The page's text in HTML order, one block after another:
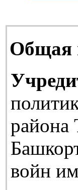
Общая
района
войн